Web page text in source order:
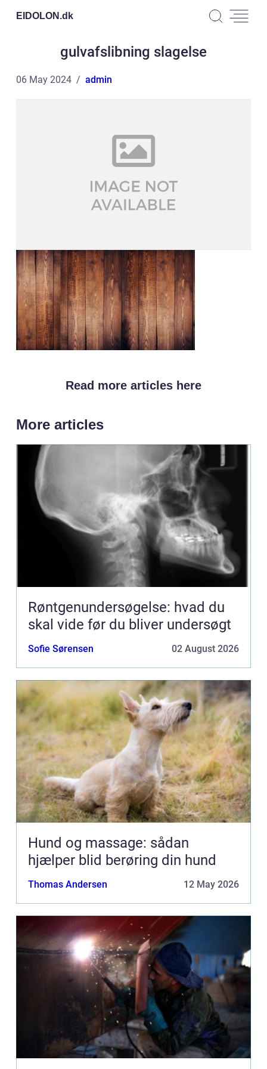
EIDOLON.dk
gulvafslibning slagelse
06 May 2024 admin
Read more articles here
More articles
Røntgenundersøgelse: hvad du
skal vide før du bliver undersøgt
Sofie Sørensen 02 August 2026
Hund og massage: sådan
hjælper blid berøring din hund
Thomas Andersen 12 May 2026